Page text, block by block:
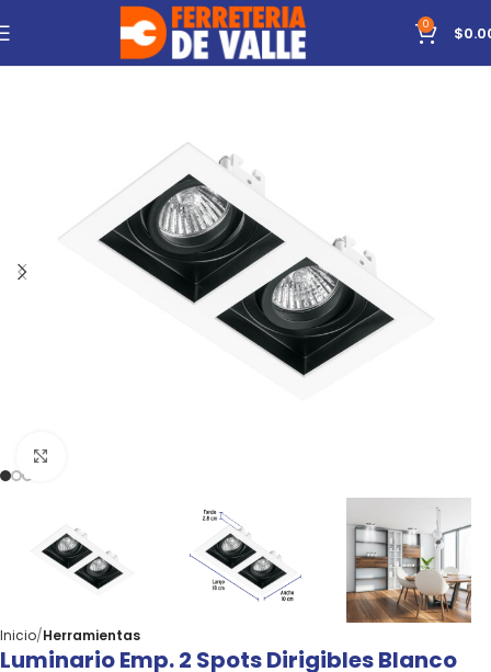
0 $
Inicio Herramientas
Luminario Emp. 2 Spots Dirigibles Blanco